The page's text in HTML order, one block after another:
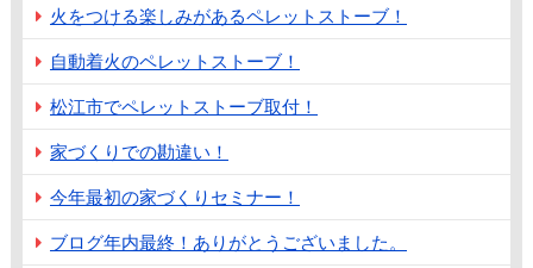
火をつける楽しみがあるペレットストーブ！
自動着火のペレットストーブ！
松江市でペレットストーブ取付！
家づくりでの勘違い！
今年最初の家づくりセミナー！
ブログ年内最終！ありがとうございました。